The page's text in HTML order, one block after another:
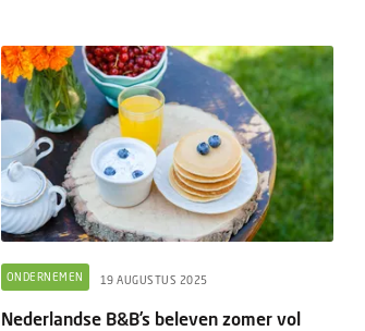
ONDERNEMEN 19 AUGUSTUS 2025
Nederlandse B&B’s beleven zomer vol